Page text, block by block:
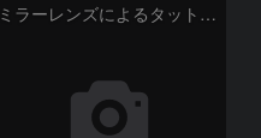
ミラーレンズによるタットル-ジャコビニ-クレサーク彗星